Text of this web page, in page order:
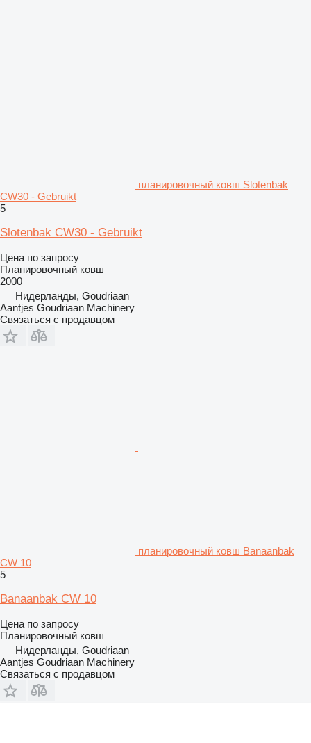
планировочный ковш Slotenbak
CW30 - Gebruikt
5
Slotenbak CW30 - Gebruikt
Цена по запросу
Планировочный ковш
2000
Нидерланды, Goudriaan
Aantjes Goudriaan Machinery
Связаться с продавцом
планировочный ковш Banaanbak
CW 10
5
Banaanbak CW 10
Цена по запросу
Планировочный ковш
Нидерланды, Goudriaan
Aantjes Goudriaan Machinery
Связаться с продавцом